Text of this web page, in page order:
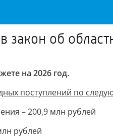
закон об
на 2026 год.
поступлений по
– 200,9 млн рублей
рублей